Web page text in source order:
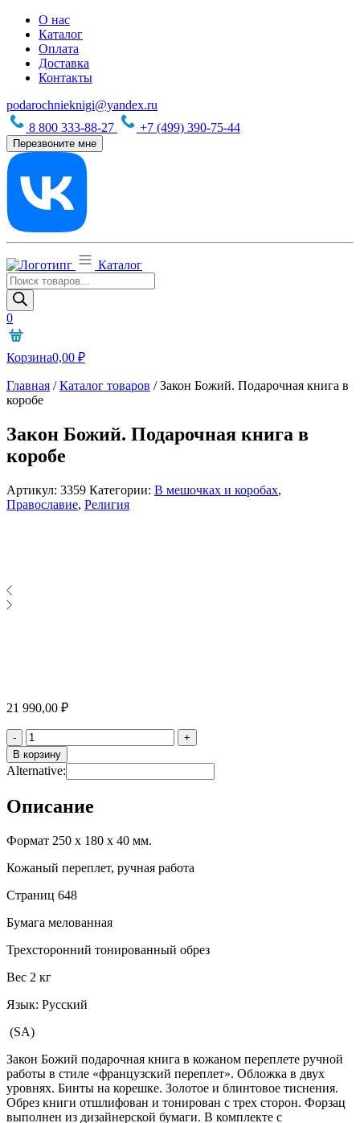
О нас
Каталог
Оплата
Доставка
Контакты
podarochnieknigi@yandex.ru
8 800 333-88-27
+7 (499) 390-75-44
Перезвоните мне
Каталог
Поиск
товаров
0
Корзина0,00 ₽
Главная /Каталог товаров /Закон Божий. Подарочная книга в
коробе
Закон Божий. Подарочная книга в
коробе
Артикул: 3359 Категории: В мешочках и коробах,
Православие, Религия
21 990,00 ₽
- Количество
+
В корзину
Alternative:
Описание
Формат 250 х 180 х 40 мм.
Кожаный переплет, ручная работа
Страниц 648
Бумага мелованная
Трехсторонний тонированный обрез
Вес 2 кг
Язык: Русский
(SA)
Закон Божий подарочная книга в кожаном переплете ручной
работы в стиле «французский переплет». Обложка в двух
уровнях. Бинты на корешке. Золотое и блинтовое тиснения.
Обрез книги отшлифован и тонирован с трех сторон. Форзац
выполнен из дизайнерской бумаги. В комплекте с